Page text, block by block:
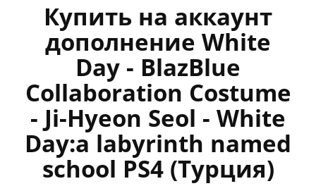
Купить на аккаунт
дополнение White
Day - BlazBlue
Collaboration Costume
- Ji-Hyeon Seol - White
Day:a labyrinth named
school PS4 (Турция)